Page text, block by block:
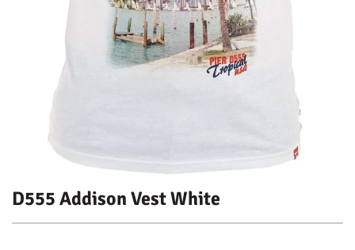
D555 Addison Vest White